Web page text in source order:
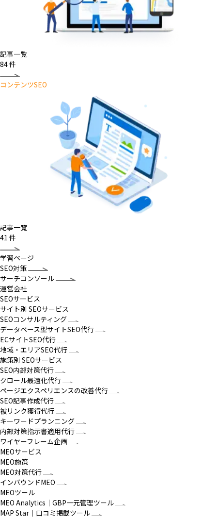
記事一覧
84件
コンテンツSEO
記事一覧
41 件
学習ページ
SEO対策
サーチコンソール
運営会社
SEOサービス
サイト別 SEOサービス
SEOコンサルティング
データベース型サイトSEO代行
ECサイトSEO代行
地域・エリアSEO代行
施策別 SEOサービス
SEO内部対策代行
クロール最適化代行
ページエクスペリエンスの改善代行
SEO記事作成代行
被リンク獲得代行
キーワードプランニング
内部対策指示書適用代行
ワイヤーフレーム企画
MEOサービス
MEO施策
MEO対策代行
インバウンドMEO
MEOツール
MEO Analytics｜GBP一元管理ツール
MAP Star｜口コミ掲載ツール